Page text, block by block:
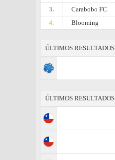
3.
Carabobo FC
4.
Blooming
ÚLTIMOS RESULTADOS
ÚLTIMOS RESULTADOS